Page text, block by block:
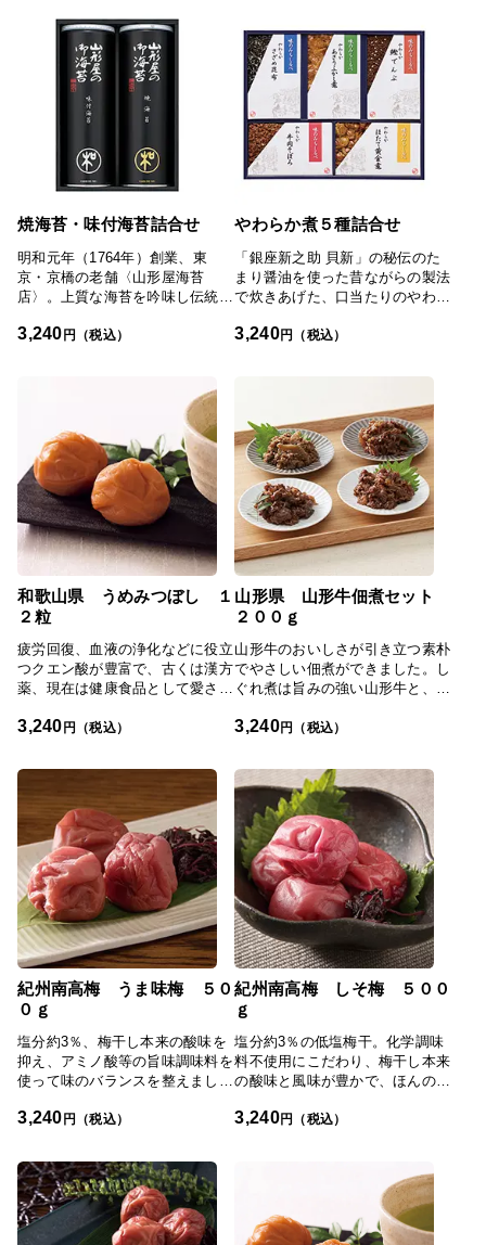
割ればドリンクでも楽しめます。
焼海苔・味付海苔詰合せ
明和元年（1764年）創業、東
京・京橋の老舗〈山形屋海苔
店〉。上質な海苔を吟味し伝統の
れる使い勝手の良い詰合せです。
3,240円（税込）
やわらか煮５種詰合せ
「銀座新之助 貝新」の秘伝のた
まり醤油を使った昔ながらの製法
で炊きあげた、口当たりのやわら
伝統が生み出す秘伝の味です。
3,240円（税込）
和歌山県 うめみつぼし １
２粒
疲労回復、血液の浄化などに役立
つクエン酸が豊富で、古くは漢方
薬、現在は健康食品として愛され
塩分をわずか3％に抑えて、より
し」です。大粒の果実で種は小さ
梅を使い、国産はちみつでまろや
かに仕上げました。やわらかい果
肉に梅そのものの味わいと、はち
みつの甘みを含んだ大ぶりな梅。
ひとつひとつていねいに包んでお
届けします。「日本の極み」TOP
へ#新着商品
3,240円（税込）
山形県 山形牛佃煮セット
２００ｇ
山形牛のおいしさが引き立つ素朴
でやさしい佃煮ができました。し
ぐれ煮は旨みの強い山形牛と、山
に仕上げております。またそぼろ
上げました。「日本の極み」TOP
へ
3,240円（税込）
紀州南高梅 うま味梅 ５０
０ｇ
塩分約3％、梅干し本来の酸味を
抑え、アミノ酸等の旨味調味料を
使って味のバランスを整えまし
すっきりとしたその風味が口の中
TOPへ#新着商品
3,240 円（税込）
紀州南高梅 しそ梅 ５００
ｇ
塩分約3％の低塩梅干。化学調味
料不使用にこだわり、梅干し本来
の酸味と風味が豊かで、ほんのり
本の極み」TOPへ#新着商品
3,240円（税込）